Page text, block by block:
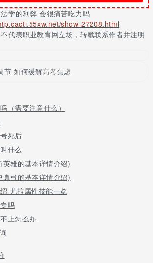
有什么天然的障碍的，但是法律学习基本上
个理科生来说不知道能否适应这样的学习方
密，但是就本科生而言，法律和政治的联系
简单的，你只要掌握基本的方向就可以了，不
学的利弊 会很痛苦吃力吗
show-27208.html
代表职业教育网立场，转载联系作者并注明
节 如何缓解高考焦虑
（需要注意什么）
死后
什么
英雄的基本详情介绍)
真弓的基本详情介绍)
尤拉属性技能一览
吗
上怎么办